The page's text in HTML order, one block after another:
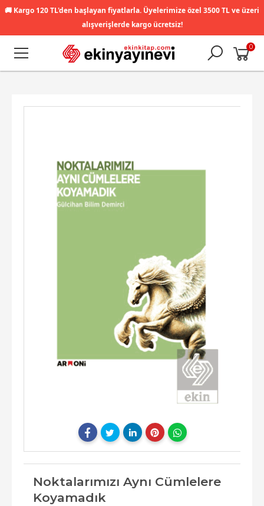
🚚 Kargo 120 TL'den başlayan fiyatlarla. Üyelerimize özel 3500 TL ve üzeri
alışverişlerde kargo ücretsiz!
0
Noktalarımızı Aynı Cümlelere
Koyamadık